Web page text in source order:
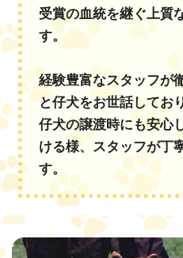
受賞の血統を継ぐ上質
す。
経験豊富なスタッフが
と仔犬をお世話してお
仔犬の譲渡時にも安心
ける様、スタッフが丁
す。